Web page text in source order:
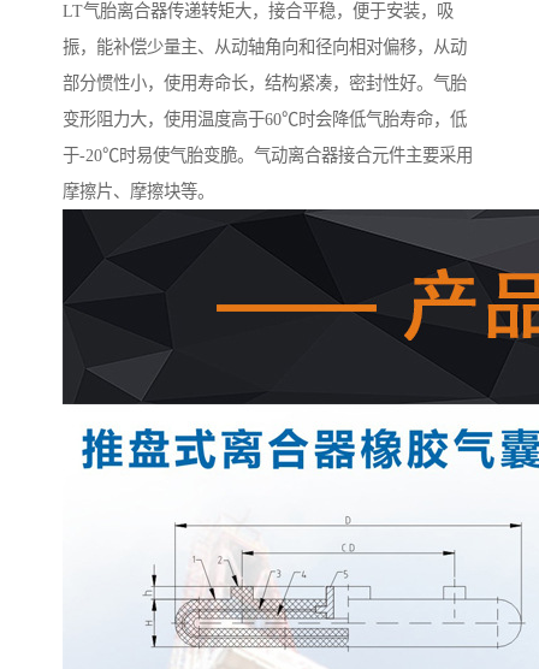
LT气胎离合器传递转矩大，接合平稳，便于安装，吸
振，能补偿少量主、从动轴角向和径向相对偏移，从动
部分惯性小，使用寿命长，结构紧凑，密封性好。气胎
变形阻力大，使用温度高于60℃时会降低气胎寿命，低
于-20℃时易使气胎变脆。气动离合器接合元件主要采用
摩擦片、摩擦块等。